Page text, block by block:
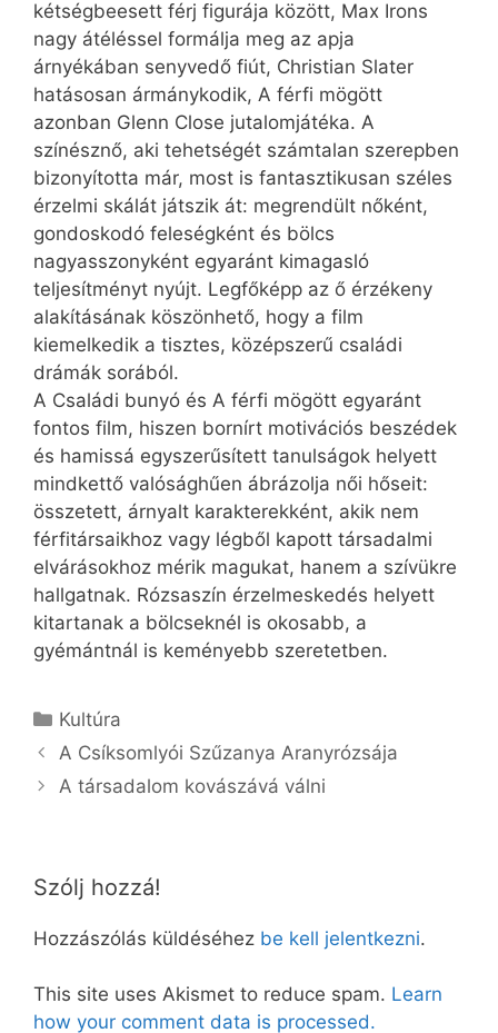
kétségbeesett férj figurája között, Max Irons
nagy átéléssel formálja meg az apja
árnyékában senyvedő fiút, Christian Slater
hatásosan ármánykodik, A férfi mögött
azonban Glenn Close jutalomjátéka. A
színésznő, aki tehetségét számtalan szerepben
bizonyította már, most is fantasztikusan széles
érzelmi skálát játszik át: megrendült nőként,
gondoskodó feleségként és bölcs
nagyasszonyként egyaránt kimagasló
teljesítményt nyújt. Legfőképp az ő érzékeny
alakításának köszönhető, hogy a film
kiemelkedik a tisztes, középszerű családi
drámák sorából.
A Családi bunyó és A férfi mögött egyaránt
fontos film, hiszen bornírt motivációs beszédek
és hamissá egyszerűsített tanulságok helyett
mindkettő valósághűen ábrázolja női hőseit:
összetett, árnyalt karakterekként, akik nem
férfitársaikhoz vagy légből kapott társadalmi
elvárásokhoz mérik magukat, hanem a szívükre
hallgatnak. Rózsaszín érzelmeskedés helyett
kitartanak a bölcseknél is okosabb, a
gyémántnál is keményebb szeretetben.
Kategória
Kultúra
A Csíksomlyói Szűzanya Aranyrózsája
A társadalom kovászává válni
Szólj hozzá!
Hozzászólás küldéséhez be kell jelentkezni.
This site uses Akismet to reduce spam. Learn
how your comment data is processed.